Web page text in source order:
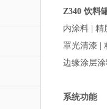
Z340 饮料
内涂料 | 精
罩光清漆 |
边缘涂层
系统功能